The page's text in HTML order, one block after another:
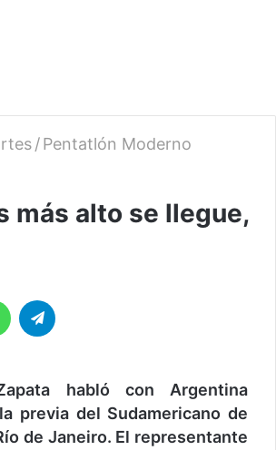
/Pentatlón Moderno
más alto se llegue,
habló con Argentina
previa del Sudamericano de
de Janeiro. El representante